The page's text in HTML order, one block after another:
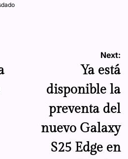
Next:
Ya está
disponible la
preventa del
nuevo Galaxy
S25 Edge en